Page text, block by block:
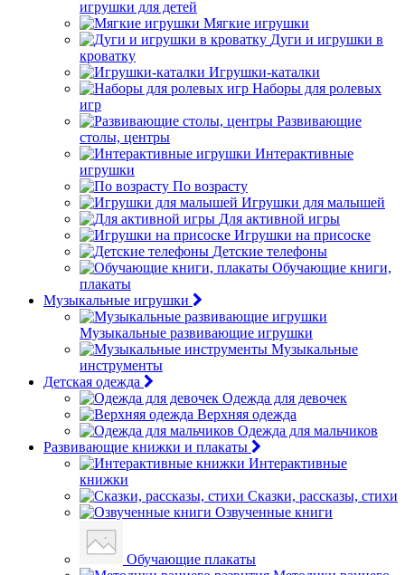
игрушки для детей
Мягкие игрушки
Дуги и игрушки в
кроватку
Игрушки-каталки
Наборы для ролевых
игр
Развивающие
столы, центры
Интерактивные
игрушки
По возрасту
Игрушки для малышей
Для активной игры
Игрушки на присоске
Детские телефоны
Обучающие книги,
плакаты
Музыкальные игрушки
Музыкальные развивающие игрушки
Музыкальные
инструменты
Детская одежда
Одежда для девочек
Верхняя одежда
Одежда для мальчиков
Развивающие книжки и плакаты
Интерактивные
книжки
Сказки, рассказы, стихи
Озвученные книги
Обучающие плакаты